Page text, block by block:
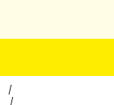
/
/